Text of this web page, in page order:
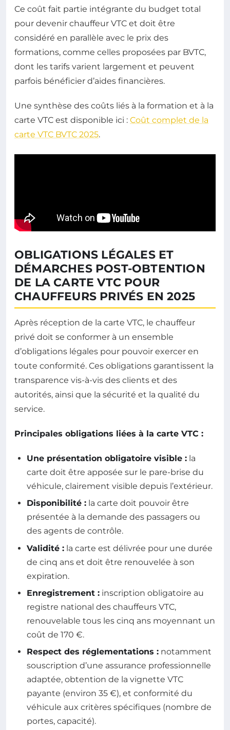
Ce coût fait partie intégrante du budget total
pour devenir chauffeur VTC et doit être
considéré en parallèle avec le prix des
formations, comme celles proposées par BVTC,
dont les tarifs varient largement et peuvent
parfois bénéficier d’aides financières.
Une synthèse des coûts liés à la formation et à la
carte VTC est disponible ici : Coût complet de la
carte VTC BVTC 2025.
OBLIGATIONS LÉGALES ET
DÉMARCHES POST-OBTENTION
DE LA CARTE VTC POUR
CHAUFFEURS PRIVÉS EN 2025
Après réception de la carte VTC, le chauffeur
privé doit se conformer à un ensemble
d’obligations légales pour pouvoir exercer en
toute conformité. Ces obligations garantissent la
transparence vis-à-vis des clients et des
autorités, ainsi que la sécurité et la qualité du
service.
Principales obligations liées à la carte VTC :
Une présentation obligatoire visible : la
carte doit être apposée sur le pare-brise du
véhicule, clairement visible depuis l’extérieur.
Disponibilité : la carte doit pouvoir être
présentée à la demande des passagers ou
des agents de contrôle.
Validité : la carte est délivrée pour une durée
de cinq ans et doit être renouvelée à son
expiration.
Enregistrement : inscription obligatoire au
registre national des chauffeurs VTC,
renouvelable tous les cinq ans moyennant un
coût de 170 €.
Respect des réglementations : notamment
souscription d’une assurance professionnelle
adaptée, obtention de la vignette VTC
payante (environ 35 €), et conformité du
véhicule aux critères spécifiques (nombre de
portes, capacité).